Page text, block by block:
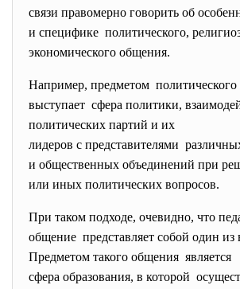
связи правомерно говорить об
и специфике политического,
экономического общения.
Например, предметом
выступает сфера политики,
политических партий и их
лидеров с представителями
и общественных объединений при
или иных политических вопросов.
При таком подходе, очевидно, что
общение представляет собой один
Предметом такого общения является
сфера образования, в которой